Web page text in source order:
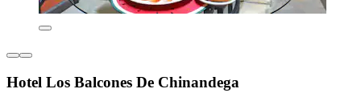
Hotel Los Balcones De Chinandega